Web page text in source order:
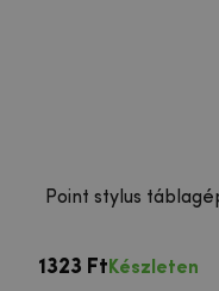
Point stylus
1323 Ft Készleten